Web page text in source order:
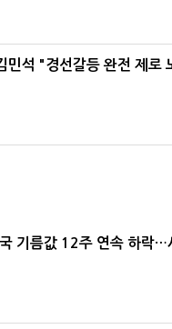
민석 "경선갈등 완전 제로
기름값 12주 연속 하락…